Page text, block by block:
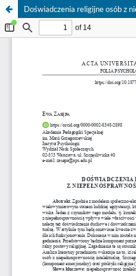
Doświadczenia religijne osób z